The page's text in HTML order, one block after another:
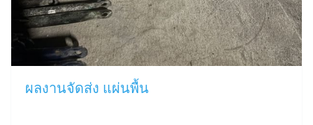
ผลงานจัดส่ง แผ่นพื้น